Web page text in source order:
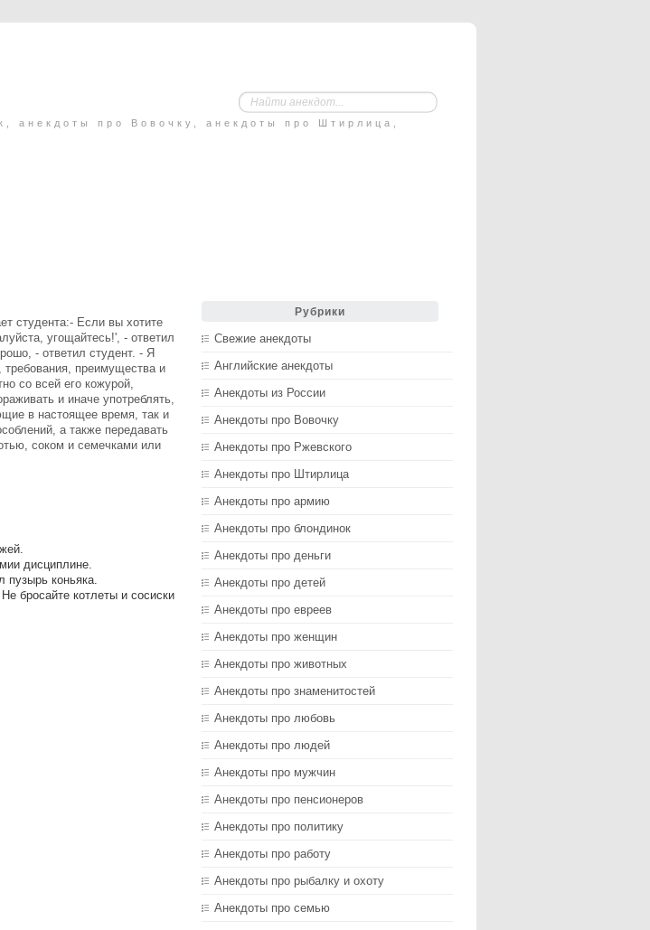
анекдоты про Вовочку, анекдоты про Штирлица,
студента:- Если вы хотите
угощайтесь!', - ответил
- ответил студент. - Я
преимущества и
со всей его кожурой,
и иначе употреблять,
в настоящее время, так и
а также передавать
соком и семечками или
дисциплине.
пузырь коньяка.
бросайте котлеты и сосиски
Рубрики
Свежие анекдоты
Английские анекдоты
Анекдоты из России
Анекдоты про Вовочку
Анекдоты про Ржевского
Анекдоты про Штирлица
Анекдоты про армию
Анекдоты про блондинок
Анекдоты про деньги
Анекдоты про детей
Анекдоты про евреев
Анекдоты про женщин
Анекдоты про животных
Анекдоты про знаменитостей
Анекдоты про любовь
Анекдоты про людей
Анекдоты про мужчин
Анекдоты про пенсионеров
Анекдоты про политику
Анекдоты про работу
Анекдоты про рыбалку и охоту
Анекдоты про семью